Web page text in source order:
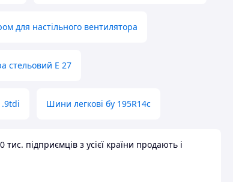
для настільного вентилятора
стельовий E 27
Шини легкові бу 195R14c
підприємців з усієї країни продають і